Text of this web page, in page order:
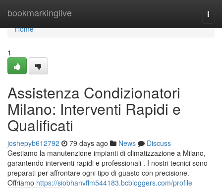
bookmarkinglive
Home
Home
1
Assistenza Condizionatori
Milano: Interventi Rapidi e
Qualificati
joshepyb612792 79 days ago News
Discuss
Gestiamo la manutenzione impianti di climatizzazione a Milano,
garantendo interventi rapidi e professionali . I nostri tecnici sono
preparati per affrontare ogni tipo di guasto con precisione.
Offriamo https://siobhanvffm544183.bcbloggers.com/profile